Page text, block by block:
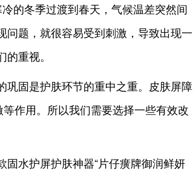
的冬季过渡到春天，气候温差突然间
题，就很容易受到刺激，导致出现一
重视。
固是护肤环节的重中之重。皮肤屏障
作用。所以我们需要选择一些有效改
水护屏护肤神器“片仔癀牌御润鲜妍